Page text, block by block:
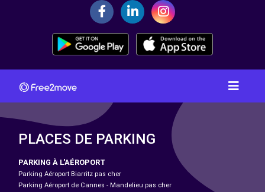
PLACES DE PARKING
PARKING À L'AÉROPORT
Parking Aéroport Biarritz pas cher
Parking Aéroport de Cannes - Mandelieu pas cher